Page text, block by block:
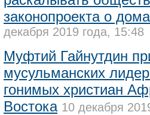
законопроекта о
декабря 2019 года, 15:48
Муфтий Гайнутдин
мусульманских
гонимых христиан
Востока 10 декабря